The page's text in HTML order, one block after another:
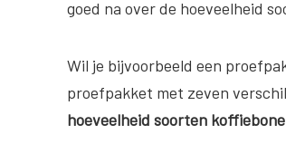
goed na over de hoeveelheid
Wil je bijvoorbeeld een
proefpakket met zeven
hoeveelheid soorten